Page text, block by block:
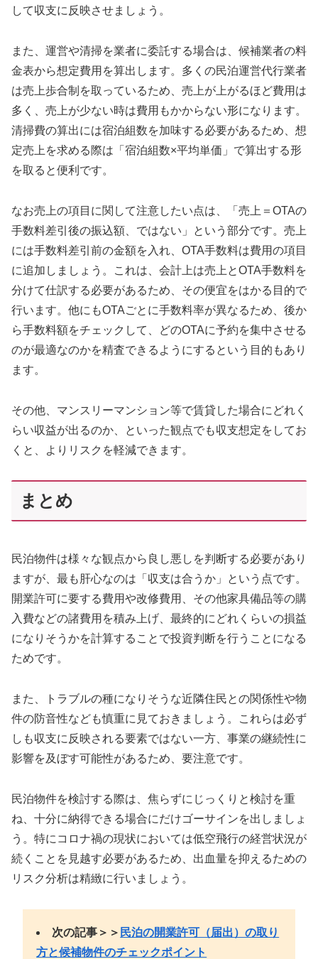
して収支に反映させましょう。
また、運営や清掃を業者に委託する場合は、候補業者の料
金表から想定費用を算出します。多くの民泊運営代行業者
は売上歩合制を取っているため、売上が上がるほど費用は
多く、売上が少ない時は費用もかからない形になります。
清掃費の算出には宿泊組数を加味する必要があるため、想
定売上を求める際は「宿泊組数×平均単価」で算出する形
を取ると便利です。
なお売上の項目に関して注意したい点は、「売上＝OTAの
手数料差引後の振込額、ではない」という部分です。売上
には手数料差引前の金額を入れ、OTA手数料は費用の項目
に追加しましょう。これは、会計上は売上とOTA手数料を
分けて仕訳する必要があるため、その便宜をはかる目的で
行います。他にもOTAごとに手数料率が異なるため、後か
ら手数料額をチェックして、どのOTAに予約を集中させる
のが最適なのかを精査できるようにするという目的もあり
ます。
その他、マンスリーマンション等で賃貸した場合にどれく
らい収益が出るのか、といった観点でも収支想定をしてお
くと、よりリスクを軽減できます。
まとめ
民泊物件は様々な観点から良し悪しを判断する必要があり
ますが、最も肝心なのは「収支は合うか」という点です。
開業許可に要する費用や改修費用、その他家具備品等の購
入費などの諸費用を積み上げ、最終的にどれくらいの損益
になりそうかを計算することで投資判断を行うことになる
ためです。
また、トラブルの種になりそうな近隣住民との関係性や物
件の防音性なども慎重に見ておきましょう。これらは必ず
しも収支に反映される要素ではない一方、事業の継続性に
影響を及ぼす可能性があるため、要注意です。
民泊物件を検討する際は、焦らずにじっくりと検討を重
ね、十分に納得できる場合にだけゴーサインを出しましょ
う。特にコロナ禍の現状においては低空飛行の経営状況が
続くことを見越す必要があるため、出血量を抑えるための
リスク分析は精緻に行いましょう。
次の記事＞＞ 民泊の開業許可（届出）の取り
方と候補物件のチェックポイント